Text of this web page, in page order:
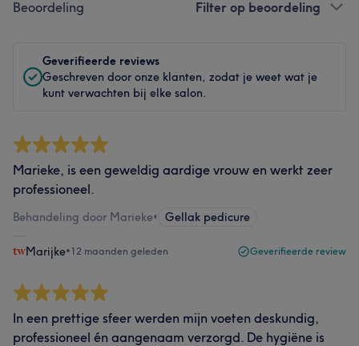
Beoordeling Filter op beoordeling
Geverifieerde reviews
Geschreven door onze klanten, zodat je weet wat je
kunt verwachten bij elke salon.
Marieke, is een geweldig aardige vrouw en werkt zeer
professioneel.
Behandeling door Marieke• Gellak pedicure
Marijke•12 maanden geleden Geverifieerde review
In een prettige sfeer werden mijn voeten deskundig,
professioneel én aangenaam verzorgd. De hygiëne is